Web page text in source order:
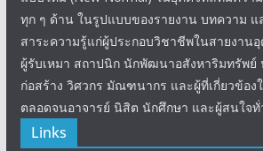
ทุก ๆ ด้าน ในรูปแบบของรายงาน บทความ แ
สาระความรู้แก่ผู้ประกอบวิชาชีพในสายงาน
ผู้รับเหมา สถาปนิก นักพัฒนาอสังหาริมทรัพย์
ก่อสร้าง วิศวกร มัณฑนากร และผู้ที่เกี่ยวข้อง
ตลอดจนอาจารย์ นิสิต นักศึกษา และผู้สนใจทั่
Links